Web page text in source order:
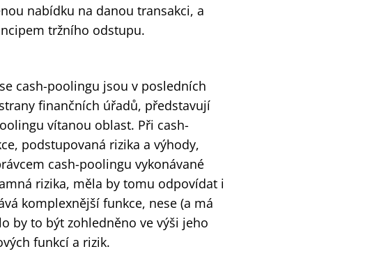
nabídku na danou transakci, a
tržního odstupu.
cash-poolingu jsou v posledních
finančních úřadů, představují
vítanou oblast. Při cash-
podstupovaná rizika a výhody,
cash-poolingu vykonávané
rizika, měla by tomu odpovídat i
komplexnější funkce, nese (a má
by to být zohledněno ve výši jeho
funkcí a rizik.